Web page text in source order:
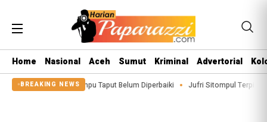
Home Nasional Aceh Sumut Kriminal Advertorial
BREAKING NEWS
Taput Belum Diperbaiki Jufri Sitompul Terpilih Jadi Ketua PKB